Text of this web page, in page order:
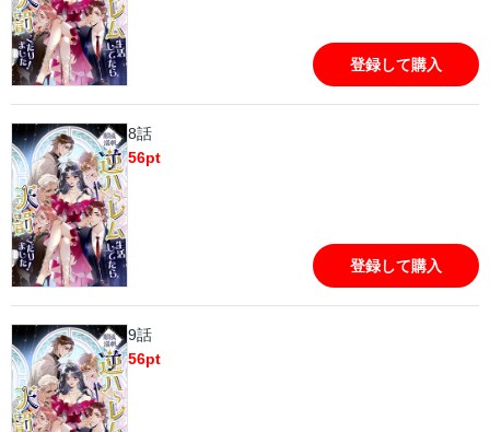
登録して購入
8話
56pt
登録して購入
9話
56pt